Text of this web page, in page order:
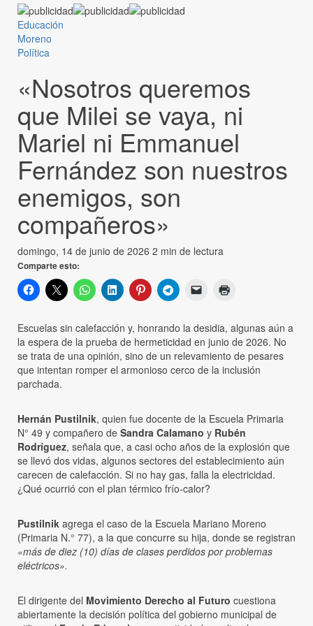
Educación
Moreno
Política
«Nosotros queremos
que Milei se vaya, ni
Mariel ni Emmanuel
Fernández son nuestros
enemigos, son
compañeros»
domingo, 14 de junio de 2026 2 min de lectura
Comparte esto:
Escuelas sin calefacción y, honrando la desidia, algunas aún a
la espera de la prueba de hermeticidad en junio de 2026. No
se trata de una opinión, sino de un relevamiento de pesares
que intentan romper el armonioso cerco de la inclusión
parchada.
Hernán Pustilnik, quien fue docente de la Escuela Primaria
N° 49 y compañero de Sandra Calamano y Rubén
Rodríguez, señala que, a casi ocho años de la explosión que
se llevó dos vidas, algunos sectores del establecimiento aún
carecen de calefacción. Si no hay gas, falla la electricidad.
¿Qué ocurrió con el plan térmico frío-calor?
Pustilnik agrega el caso de la Escuela Mariano Moreno
(Primaria N.° 77), a la que concurre su hija, donde se registran
«más de diez (10) días de clases perdidos por problemas
eléctricos».
El dirigente del Movimiento Derecho al Futuro cuestiona
abiertamente la decisión política del gobierno municipal de